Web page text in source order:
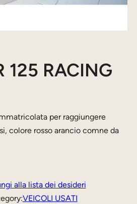
125 RACING
per raggiungere
colore rosso arancio comne da
alla lista dei desideri
VEICOLI USATI